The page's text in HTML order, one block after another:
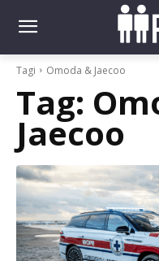
Tagi Omoda & Jaecoo
Tag:
Jaecoo